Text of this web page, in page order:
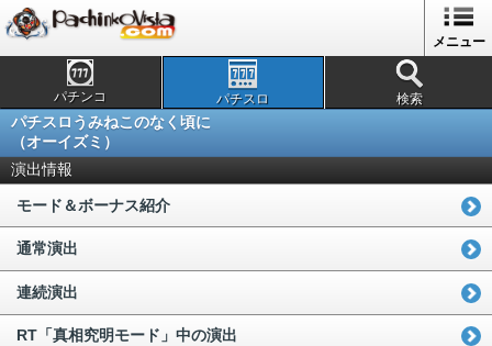
メニュー
パチンコ パチスロ 検索
パチスロうみねこのなく頃に
（オーイズミ）
演出情報
モード＆ボーナス紹介
通常演出
連続演出
RT「真相究明モード」中の演出